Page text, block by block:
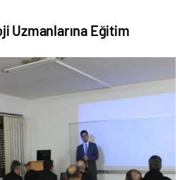
Uzmanlarına Eğitim